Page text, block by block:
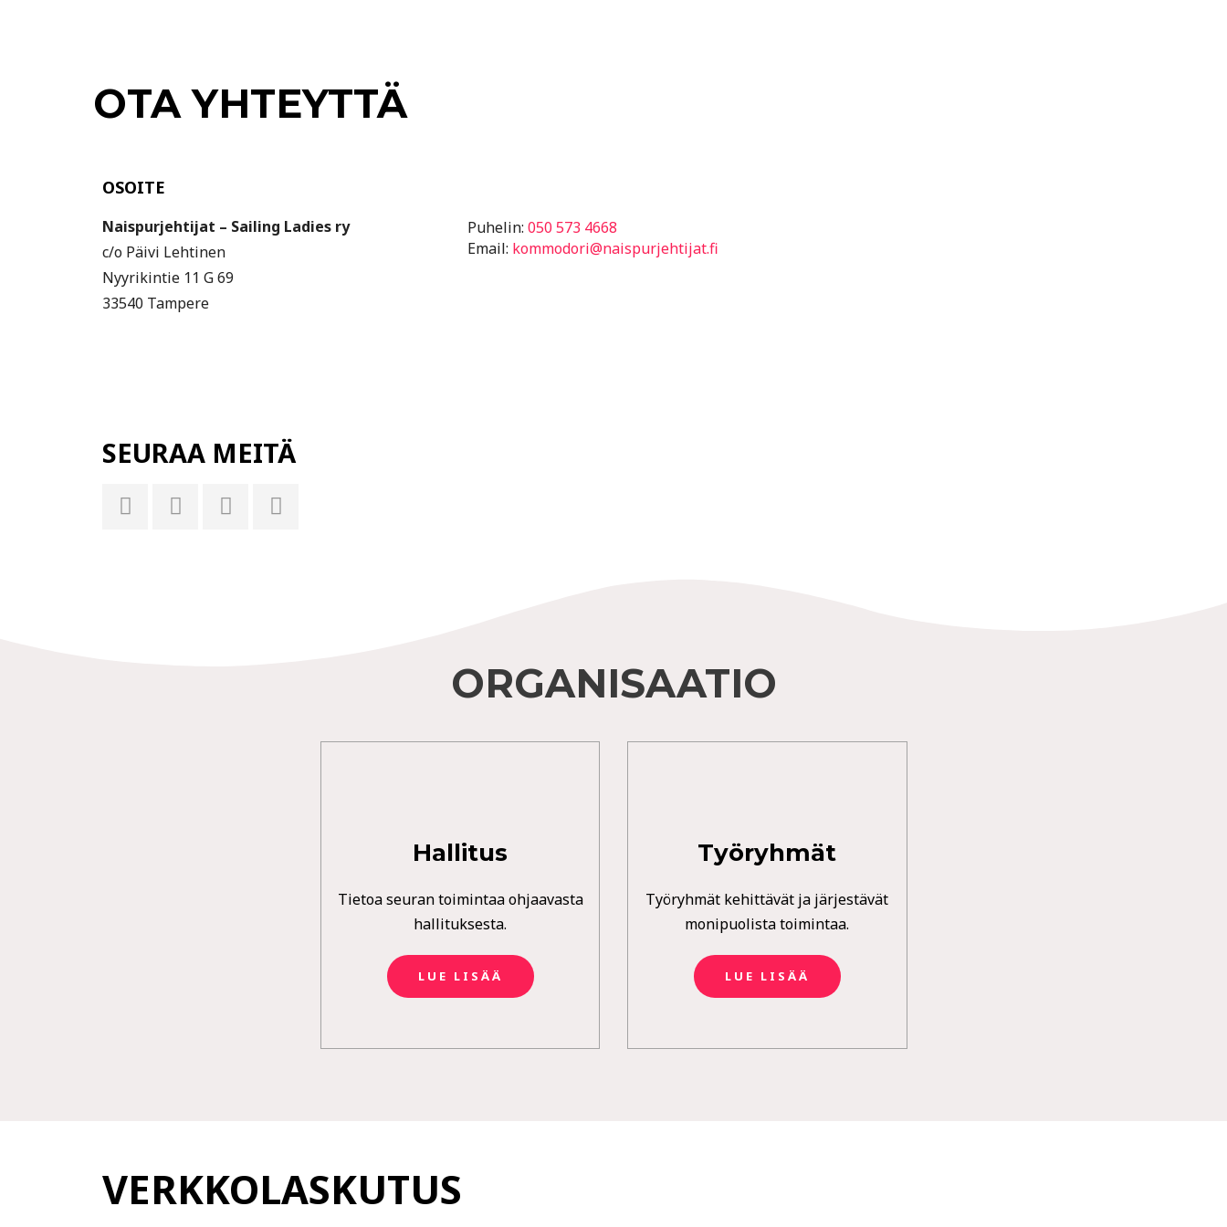
OTA YHTEYTTÄ
OSOITE
Naispurjehtijat – Sailing Ladies ry
c/o Päivi Lehtinen
Nyyrikintie 11 G 69
33540 Tampere
Puhelin: 050 573 4668
Email: kommodori@naispurjehtijat.fi
SEURAA MEITÄ
ORGANISAATIO
Hallitus
Tietoa seuran toimintaa ohjaavasta
hallituksesta.
LUE LISÄÄ
Työryhmät
Työryhmät kehittävät ja järjestävät
monipuolista toimintaa.
LUE LISÄÄ
VERKKOLASKUTUS